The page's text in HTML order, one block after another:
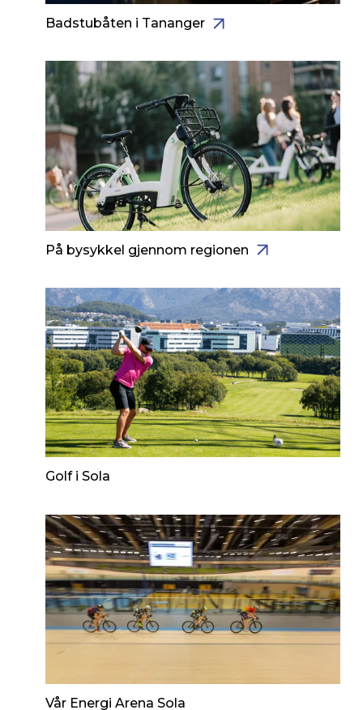
Badstubåten i Tananger
På bysykkel gjennom regionen
Golf i Sola
Vår Energi Arena Sola